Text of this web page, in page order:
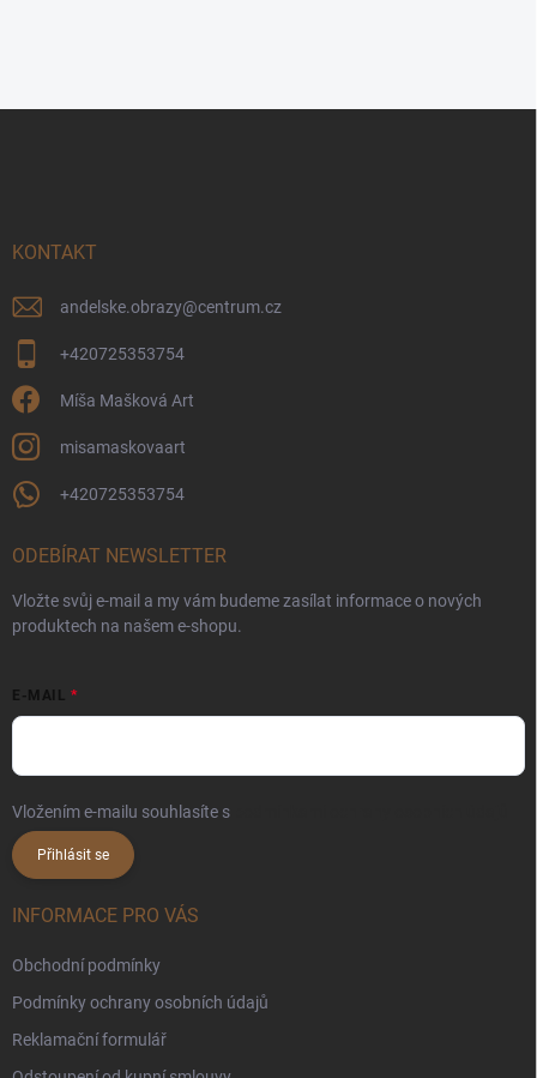
KONTAKT
andelske.obrazy@centrum.cz
+420725353754
Míša Mašková Art
misamaskovaart
+420725353754
ODEBÍRAT NEWSLETTER
Vložte svůj e-mail a my vám budeme zasílat informace o nových
produktech na našem e-shopu.
E-MAIL
Vložením e-mailu souhlasíte s
Přihlásit se
INFORMACE PRO VÁS
Obchodní podmínky
Podmínky ochrany osobních údajů
Reklamační formulář